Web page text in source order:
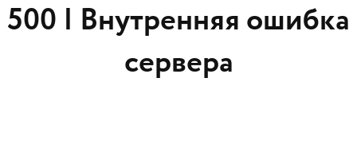
500 | Внутренняя ошибка
сервера